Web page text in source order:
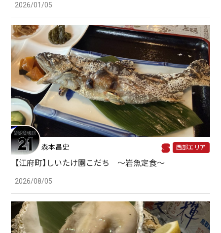
2026/01/05
森本昌史 西部エリア
【江府町】しいたけ園こだち ～岩魚定食～
2026/08/05